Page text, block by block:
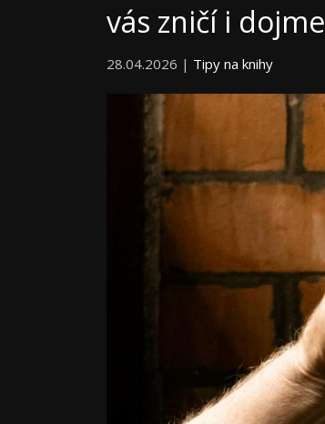
vás zničí i dojme
28.04.2026 | Tipy na knihy